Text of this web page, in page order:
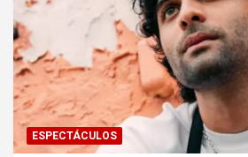
ESPECTÁCULOS